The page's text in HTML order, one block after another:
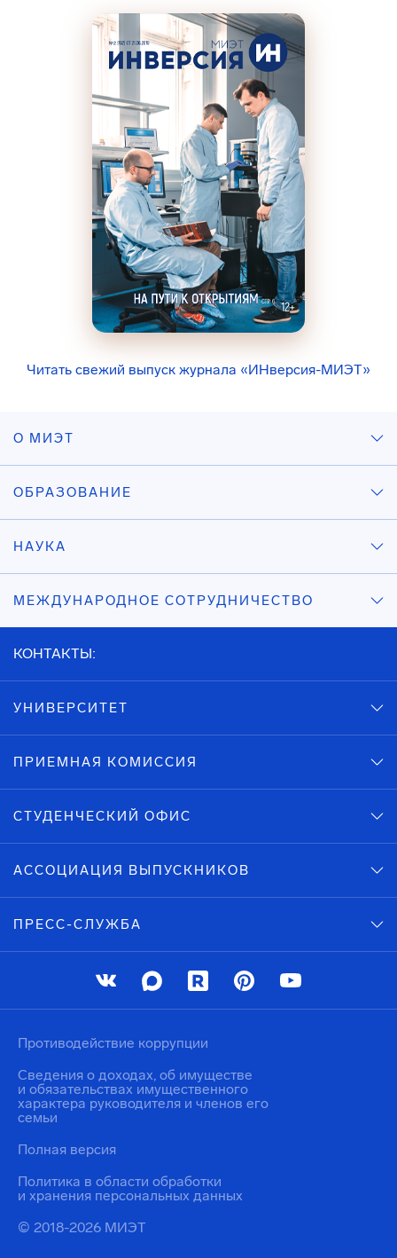
Читать свежий выпуск журнала «ИНверсия-МИЭТ»
О МИЭТ
ОБРАЗОВАНИЕ
НАУКА
МЕЖДУНАРОДНОЕ СОТРУДНИЧЕСТВО
КОНТАКТЫ:
УНИВЕРСИТЕТ
ПРИЕМНАЯ КОМИССИЯ
СТУДЕНЧЕСКИЙ ОФИС
АССОЦИАЦИЯ ВЫПУСКНИКОВ
ПРЕСС-СЛУЖБА
© 2018-2026 МИЭТ
Политика в области обработки
и хранения персональных данных
Противодействие коррупции
Сведения о доходах, об имуществе
и обязательствах имущественного
характера руководителя и членов его
семьи
Полная версия